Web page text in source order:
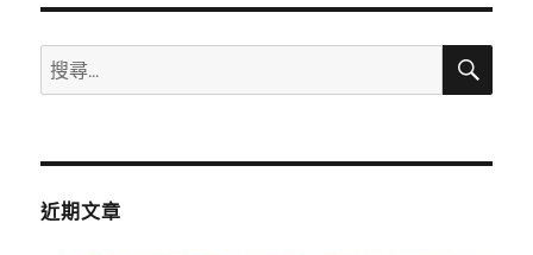
章:
搜
尋
鍵
搜
近期文章